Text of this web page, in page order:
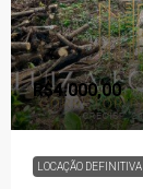
R$4.000,00
LOCAÇÃO DEFINITIVA